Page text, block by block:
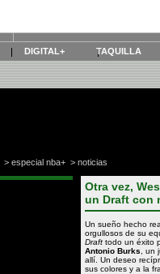
DIGITAL+ TAQUILLA
> especial nba+ > noticias
Otra vez,
un Draft con
Un sueño hecho
orgullosos de su
Draft todo un éxito
Antonio Burks ,
allí. Un deseo
sus colores y a la